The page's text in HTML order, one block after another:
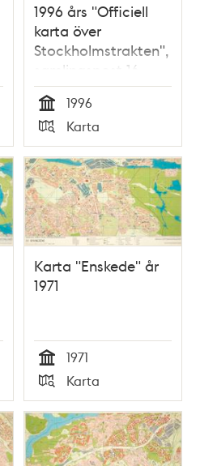
1996 års "Officiell
karta över
Stockholmstrakten",
samlingspost 16
blad
Tid
1996
Typ
Karta
Karta "Enskede" år
1971
Tid
1971
Typ
Karta